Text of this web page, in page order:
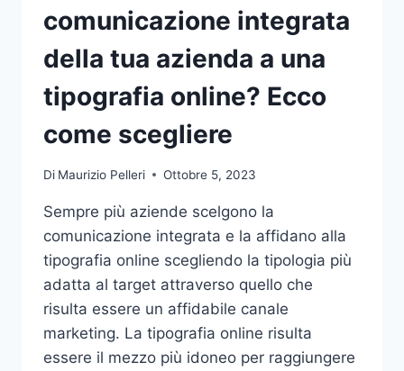
comunicazione integrata
della tua azienda a una
tipografia online? Ecco
come scegliere
Di Maurizio Pelleri Ottobre 5, 2023
Sempre più aziende scelgono la
comunicazione integrata e la affidano alla
tipografia online scegliendo la tipologia più
adatta al target attraverso quello che
risulta essere un affidabile canale
marketing. La tipografia online risulta
essere il mezzo più idoneo per raggiungere